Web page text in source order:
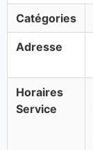
Catégories
Adresse
Horaires
Service